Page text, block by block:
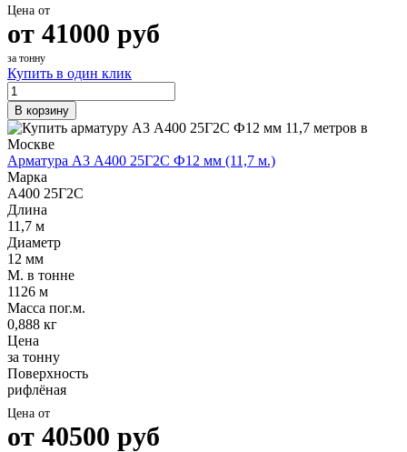
Цена от
от 41000 руб
за тонну
Купить в один клик
В корзину
Арматура А3 А400 25Г2С Ф12 мм (11,7 м.)
Марка
А400 25Г2С
Длина
11,7 м
Диаметр
12 мм
М. в тонне
1126 м
Масса пог.м.
0,888 кг
Цена
за тонну
Поверхность
рифлёная
Цена от
от 40500 руб